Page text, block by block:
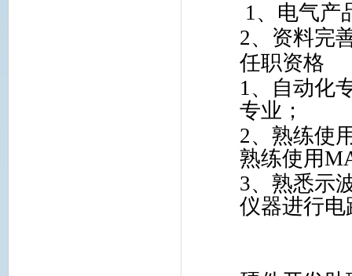
1、电气产
2、资料完
任职资格
1、自动化
专业；
2、熟练使
熟练使用
3、熟悉示
仪器进行